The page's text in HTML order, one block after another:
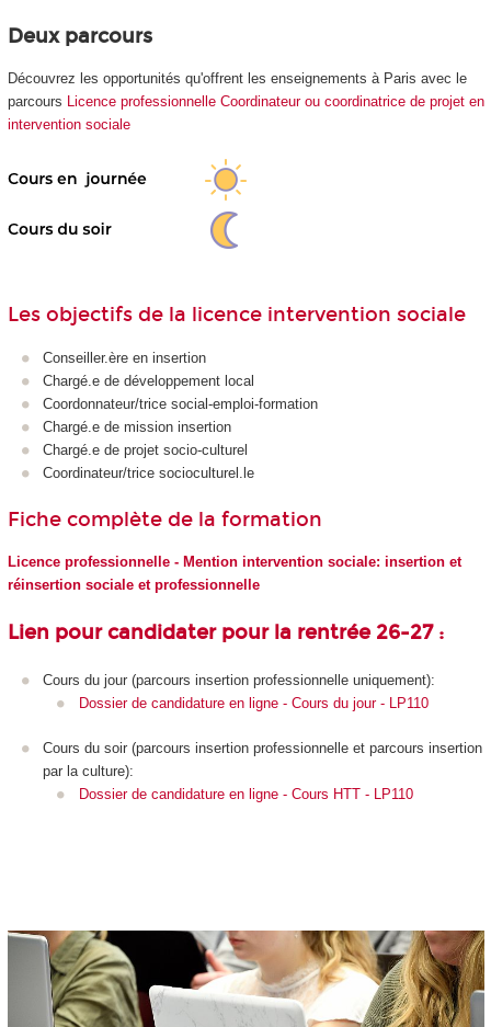
Deux parcours
Découvrez les opportunités qu'offrent les enseignements à Paris avec le
parcours Licence professionnelle Coordinateur ou coordinatrice de projet en
intervention sociale
Les objectifs de la licence intervention sociale
Conseiller.ère en insertion
Chargé.e de développement local
Coordonnateur/trice social-emploi-formation
Chargé.e de mission insertion
Chargé.e de projet socio-culturel
Coordinateur/trice socioculturel.le
Fiche complète de la formation
Licence professionnelle - Mention intervention sociale: insertion et
réinsertion sociale et professionnelle
Lien pour candidater pour la rentrée 26-27 :
Cours du jour (parcours insertion professionnelle uniquement):
Dossier de candidature en ligne - Cours du jour - LP110
Cours du soir (parcours insertion professionnelle et parcours insertion
par la culture):
Dossier de candidature en ligne - Cours HTT - LP110